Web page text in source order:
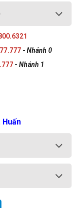
- Nhánh 0
- Nhánh 1
Huấn